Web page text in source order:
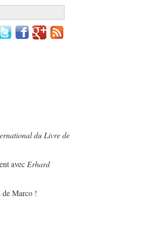
du Livre de
avec Erhard
de Marco !